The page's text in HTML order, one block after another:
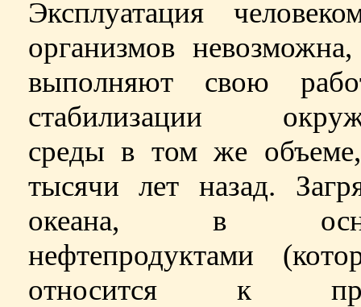
Эксплуатация
организмов
выполняют свою
стабилизации
среды в том же
тысячи лет назад.
океана, в
нефтепродуктами
относится к